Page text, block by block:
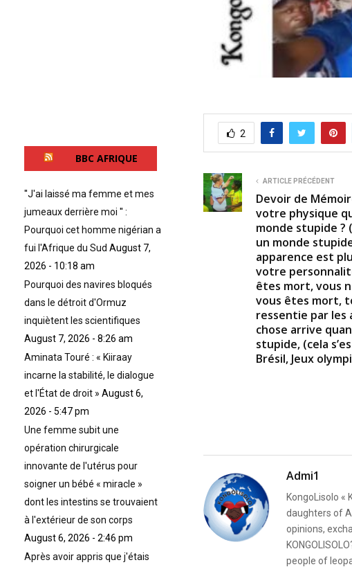
2
ARTICLE PRÉCÉDENT
Devoir de
votre physique
monde stupide ?
un monde
apparence est
votre
êtes mort, vous
vous êtes mort,
ressentie par les
chose arrive
stupide, (cela
Brésil, Jeux
Admi1
KongoLisolo «
daughters of
opinions,
people of
BBC AFRIQUE
''J'ai laissé ma femme et mes
jumeaux derrière moi '' :
Pourquoi cet homme nigérian a
fui l'Afrique du Sud August 7,
2026 - 10:18 am
Pourquoi des navires bloqués
dans le détroit d'Ormuz
inquiètent les scientifiques
August 7, 2026 - 8:26 am
Aminata Touré : « Kiiraay
incarne la stabilité, le dialogue
et l'État de droit » August 6,
2026 - 5:47 pm
Une femme subit une
opération chirurgicale
innovante de l'utérus pour
soigner un bébé « miracle »
dont les intestins se trouvaient
à l'extérieur de son corps
August 6, 2026 - 2:46 pm
Après avoir appris que j'étais